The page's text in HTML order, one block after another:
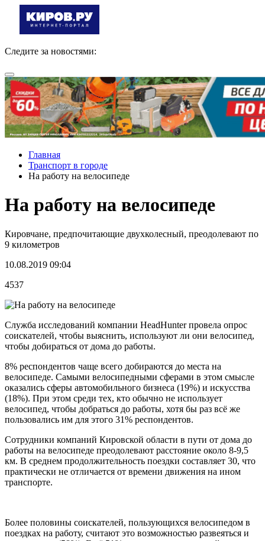
Следите за новостями:
Главная
Транспорт в городе
На работу на велосипеде
На работу на велосипеде
Кировчане, предпочитающие двухколесный, преодолевают по
9 километров
10.08.2019 09:04
4537
Служба исследований компании HeadHunter провела опрос
соискателей, чтобы выяснить, используют ли они велосипед,
чтобы добираться от дома до работы.
8% респондентов чаще всего добираются до места на
велосипеде. Самыми велосипедными сферами в этом смысле
оказались сферы автомобильного бизнеса (19%) и искусства
(18%). При этом среди тех, кто обычно не использует
велосипед, чтобы добраться до работы, хотя бы раз всё же
пользовались им для этого 31% респондентов.
Сотрудники компаний Кировской области в пути от дома до
работы на велосипеде преодолевают расстояние около 8-9,5
км. В среднем продолжительность поездки составляет 30, что
практически не отличается от времени движения на ином
транспорте.
Более половины соискателей, пользующихся велосипедом в
поездках на работу, считают это возможностью развеяться и